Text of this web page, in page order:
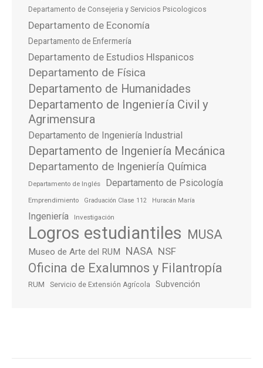
Departamento de Consejeria y Servicios Psicologicos
Departamento de Economía
Departamento de Enfermería
Departamento de Estudios HIspanicos
Departamento de Física
Departamento de Humanidades
Departamento de Ingeniería Civil y
Agrimensura
Departamento de Ingeniería Industrial
Departamento de Ingeniería Mecánica
Departamento de Ingeniería Química
Departamento de Inglés Departamento de Psicología
Emprendimiento Graduación Clase 112 Huracán María
Ingeniería Investigación
Logros estudiantiles MUSA
Museo de Arte del RUM NASA NSF
Oficina de Exalumnos y Filantropía
RUM Servicio de Extensión Agrícola Subvención